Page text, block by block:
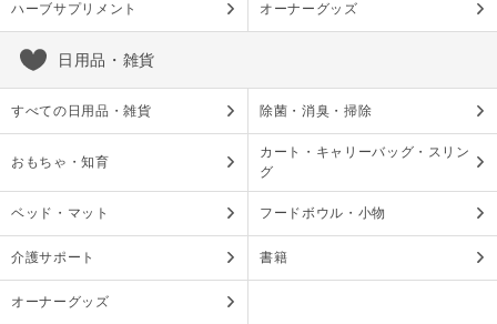
ハーブサプリメント オーナーグッズ
日用品・雑貨
すべての日用品・雑貨 除菌・消臭・掃除
おもちゃ・知育
カート・キャリーバッグ・スリン
グ
ベッド・マット フードボウル・小物
介護サポート 書籍
オーナーグッズ